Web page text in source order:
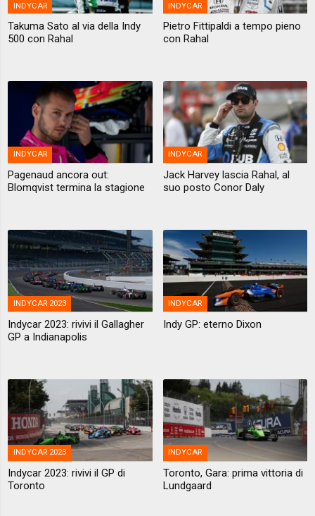
INDYCAR
Takuma Sato al via della Indy
500 con Rahal
INDYCAR
Pietro Fittipaldi a tempo pieno
con Rahal
INDYCAR
Pagenaud ancora out:
Blomqvist termina la stagione
INDYCAR
Jack Harvey lascia Rahal, al
suo posto Conor Daly
INDYCAR 2023
Indycar 2023: rivivi il Gallagher
GP a Indianapolis
INDYCAR
Indy GP: eterno Dixon
INDYCAR 2023
Indycar 2023: rivivi il GP di
Toronto
INDYCAR
Toronto, Gara: prima vittoria di
Lundgaard